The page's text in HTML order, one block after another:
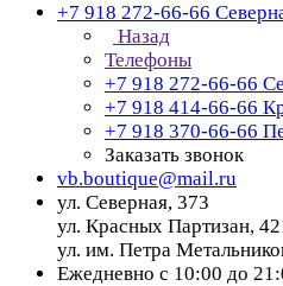
+7 918 272-66-66
Назад
Телефоны
+7 918 272-66-66
+7 918 414-66-66
+7 918 370-66-66
Заказать звонок
vb.boutique@mail.ru
ул. Северная, 373
ул. Красных Партизан,
ул. им. Петра
Ежедневно с 10:00 до